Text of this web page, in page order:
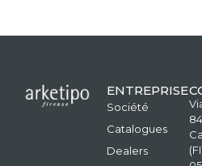
ENTREPRISE
Société
Catalogues
Dealers